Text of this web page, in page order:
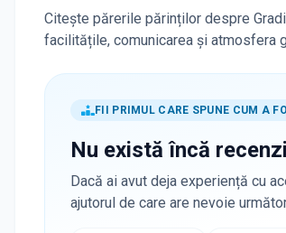
Citește părerile părinților despre
facilitățile, comunicarea și atmosfera
FII PRIMUL CARE SPUNE CUM A
Nu există încă
Dacă ai avut deja experiență cu
ajutorul de care are nevoie